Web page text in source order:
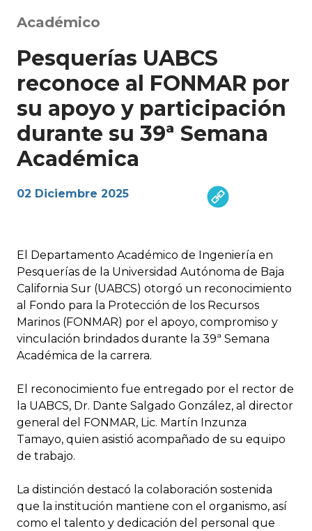
Académico
Pesquerías UABCS
reconoce al FONMAR por
su apoyo y participación
durante su 39ª Semana
Académica
02 Diciembre 2025
El Departamento Académico de Ingeniería en
Pesquerías de la Universidad Autónoma de Baja
California Sur (UABCS) otorgó un reconocimiento
al Fondo para la Protección de los Recursos
Marinos (FONMAR) por el apoyo, compromiso y
vinculación brindados durante la 39ª Semana
Académica de la carrera.
El reconocimiento fue entregado por el rector de
la UABCS, Dr. Dante Salgado González, al director
general del FONMAR, Lic. Martín Inzunza
Tamayo, quien asistió acompañado de su equipo
de trabajo.
La distinción destacó la colaboración sostenida
que la institución mantiene con el organismo, así
como el talento y dedicación del personal que